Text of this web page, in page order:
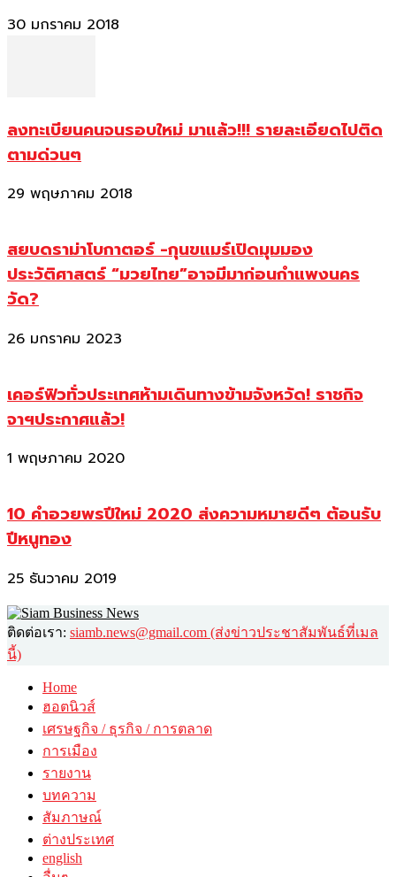
30 มกราคม 2018
ลงทะเบียนคนจนรอบใหม่ มาแล้ว!!! รายละเอียดไปติด
ตามด่วนๆ
29 พฤษภาคม 2018
สยบดราม่าโบกาตอร์ -กุนขแมร์เปิดมุมมอง
ประวัติศาสตร์ “มวยไทย”อาจมีมาก่อนกำแพงนคร
วัด?
26 มกราคม 2023
เคอร์ฟิวทั่วประเทศห้ามเดินทางข้ามจังหวัด! ราชกิจ
จาฯประกาศแล้ว!
1 พฤษภาคม 2020
10 คำอวยพรปีใหม่ 2020 ส่งความหมายดีๆ ต้อนรับ
ปีหนูทอง
25 ธันวาคม 2019
ติดต่อเรา: siamb.news@gmail.com (ส่งข่าวประชาสัมพันธ์ที่เมล
นี้)
Home
ฮอตนิวส์
เศรษฐกิจ / ธุรกิจ / การตลาด
การเมือง
รายงาน
บทความ
สัมภาษณ์
ต่างประเทศ
english